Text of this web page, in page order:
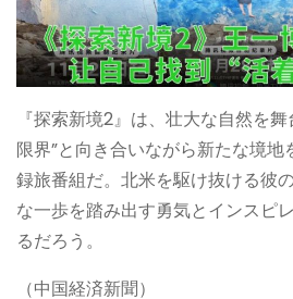
『探索新境2』は、壮大な自然を
限界”と向き合いながら新たな境
録旅番組だ。北米を駆け抜ける彼
な一歩を踏み出す勇気とインスピ
るだろう。
（中国経済新聞）